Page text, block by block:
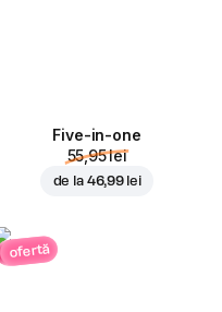
Five-in-one
55,95 lei
de la 46,99 lei
ofertă